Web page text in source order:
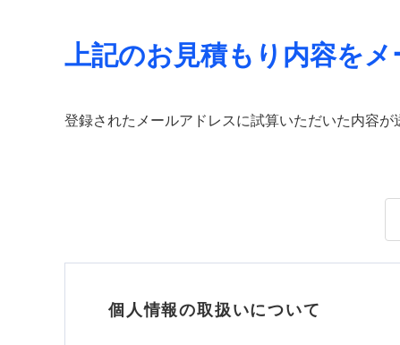
上記のお見積もり内容を
登録されたメールアドレスに試算いただいた内容が
個人情報の取扱いについて